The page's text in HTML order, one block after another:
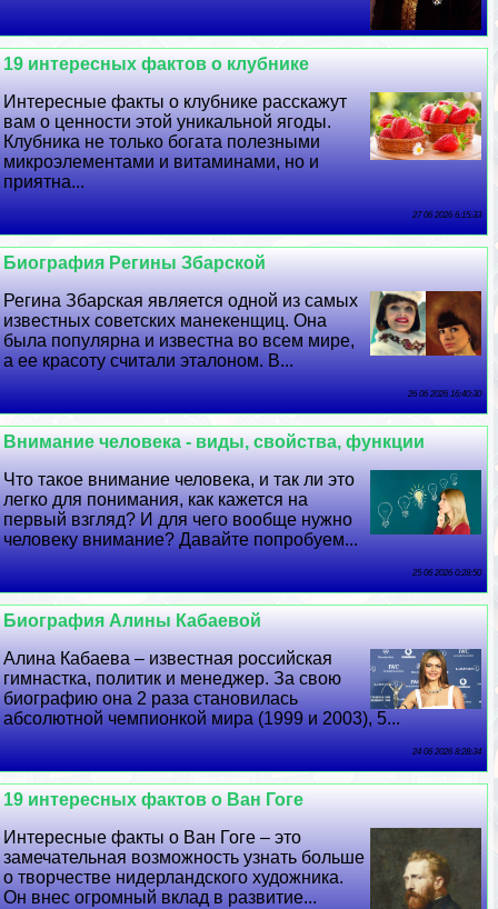
19 интересных фактов о клубнике
Интересные факты о клубнике расскажут
вам о ценности этой уникальной ягоды.
Клубника не только богата полезными
микроэлементами и витаминами, но и
приятна...
27 06 2026 6:15:33
Биография Регины Збарской
Регина Збарская является одной из самых
известных советских манекенщиц. Она
была популярна и известна во всем мире,
а ее красоту считали эталоном. В...
26 06 2026 16:40:30
Внимание человека - виды, свойства, функции
Что такое внимание человека, и так ли это
легко для понимания, как кажется на
первый взгляд? И для чего вообще нужно
человеку внимание? Давайте попробуем...
25 06 2026 0:28:50
Биография Алины Кабаевой
Алина Кабаева – известная российская
гимнастка, политик и менеджер. За свою
биографию она 2 раза становилась
абсолютной чемпионкой мира (1999 и 2003), 5...
24 06 2026 8:28:34
19 интересных фактов о Ван Гоге
Интересные факты о Ван Гоге – это
замечательная возможность узнать больше
о творчестве нидерландского художника.
Он внес огромный вклад в развитие...